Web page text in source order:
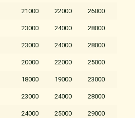
21000 22000 26000
23000 24000 28000
23000 24000 28000
20000 22000 25000
18000 19000 23000
23000 24000 28000
24000 25000 29000